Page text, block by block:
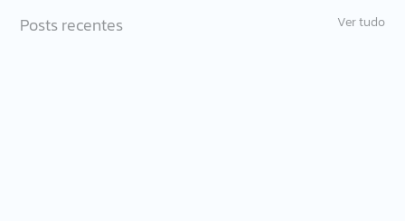
Posts recentes Ver tudo